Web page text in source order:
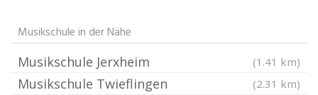
Musikschule in der Nähe
Musikschule Jerxheim (1.41 km)
Musikschule Twieflingen (2.31 km)